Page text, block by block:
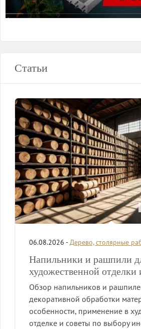
Статьи
06.08.2026 -Дерево, столярные
Напильники и рашпили
художественной отделки
Обзор напильников и
декоративной обработки
особенности, применение в
отделке и советы по выбору